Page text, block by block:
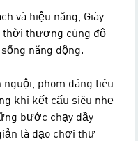
và hiệu năng, Giày
thời thượng cùng độ
năng động.
phom dáng tiêu
khi kết cấu siêu nhẹ
bước chạy đầy
là dạo chơi thư